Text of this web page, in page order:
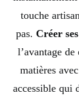
touche
pas. Créer
l’avantage
matières
accessible qui